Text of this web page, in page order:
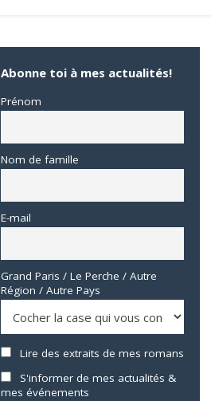
Abonne toi à mes actualités!
Prénom
Nom de famille
E-mail
Grand Paris / Le Perche / Autre
Région / Autre Pays
Lire des extraits de mes romans
S'informer de mes actualités &
mes événements